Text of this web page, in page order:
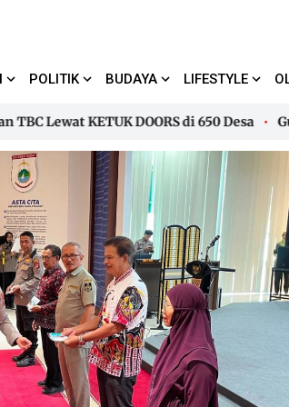
POLITIK BUDAYA LIFESTYLE
KETUK DOORS di 650 Desa
KETUK DOORS di 650 Desa